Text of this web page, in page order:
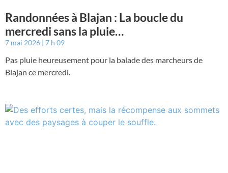
Randonnées à Blajan : La boucle du
mercredi sans la pluie…
7 mai 2026 7 h 09
Pas pluie heureusement pour la balade des marcheurs de
Blajan ce mercredi.